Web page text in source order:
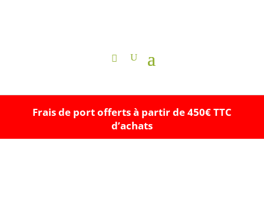
Frais de port offerts à partir de 450€ TTC
d’achats